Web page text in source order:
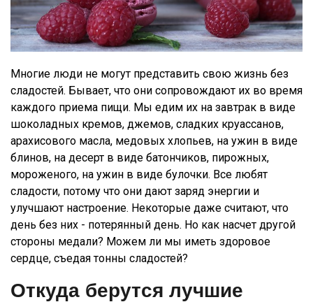
Многие люди не могут представить свою жизнь без
сладостей. Бывает, что они сопровождают их во время
каждого приема пищи. Мы едим их на завтрак в виде
шоколадных кремов, джемов, сладких круассанов,
арахисового масла, медовых хлопьев, на ужин в виде
блинов, на десерт в виде батончиков, пирожных,
мороженого, на ужин в виде булочки. Все любят
сладости, потому что они дают заряд энергии и
улучшают настроение. Некоторые даже считают, что
день без них - потерянный день. Но как насчет другой
стороны медали? Можем ли мы иметь здоровое
сердце, съедая тонны сладостей?
Откуда берутся лучшие